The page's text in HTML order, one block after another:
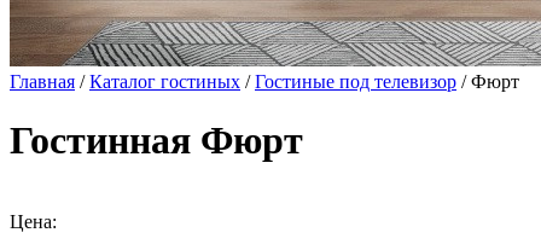
Главная /Каталог гостиных /Гостиные под телевизор / Фюрт
Гостинная Фюрт
Цена: